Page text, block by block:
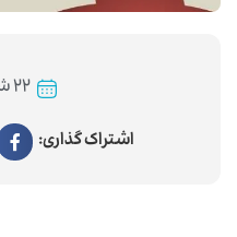
۲۲ شهریور ۱۴۰۱
اشتراک گذاری: